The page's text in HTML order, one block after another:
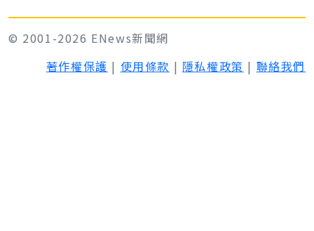
© 2001-2026 ENews新聞網
著作權保護 | 使用條款 | 隱私權政策 | 聯絡我們